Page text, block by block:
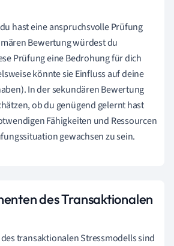
hast eine anspruchsvolle Prüfung
Bewertung würdest du
Prüfung eine Bedrohung für dich
könnte sie Einfluss auf deine
In der sekundären Bewertung
ob du genügend gelernt hast
Fähigkeiten und Ressourcen
gewachsen zu sein.
des Transaktionalen
transaktionalen Stressmodells sind